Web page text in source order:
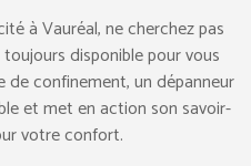
à Vauréal, ne cherchez pas
disponible pour vous
confinement, un dépanneur
et met en action son savoir-
votre confort.